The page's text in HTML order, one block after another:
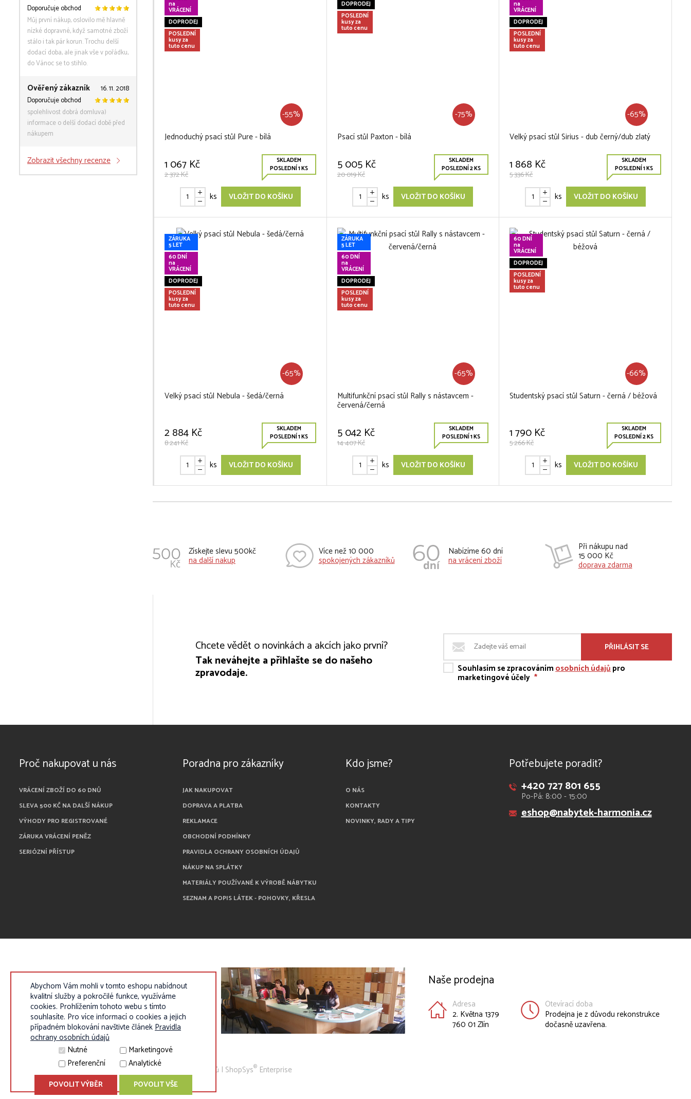
Doporučuje obchod
Můj první nákup, oslovilo mě hlavně
nízké dopravné, když samotné zboží
stálo i tak pár korun. Trochu delší
dodací doba, ale jinak vše v pořádku,
do Vánoc se to stihlo.
Ověřený zákazník
16. 11. 2018
Doporučuje obchod
spolehlivost dobrá domluva)
informace o delší dodací době před
nákupem
Zobrazit všechny recenze
na
VRÁCENÍ
DOPRODEJ
POSLEDNÍ
kusy za
tuto cenu
-55%
Jednoduchý psací stůl Pure - bílá
1 067 Kč
2 372 Kč
SKLADEM
POSLEDNÍ 1 KS
ks VLOŽIT DO KOŠÍKU
DOPRODEJ
POSLEDNÍ
kusy za
tuto cenu
-75%
Psací stůl Paxton - bílá
5 005 Kč
20 019 Kč
SKLADEM
POSLEDNÍ 2 KS
ks VLOŽIT DO KOŠÍKU
na
VRÁCENÍ
DOPRODEJ
POSLEDNÍ
kusy za
tuto cenu
-65%
Velký psací stůl Sirius - dub černý/dub zlatý
1 868 Kč
5 336 Kč
SKLADEM
POSLEDNÍ 1 KS
ks VLOŽIT DO KOŠÍKU
ZÁRUKA
5 LET
60 DNÍ
na
VRÁCENÍ
DOPRODEJ
POSLEDNÍ
kusy za
tuto cenu
-65%
Velký psací stůl Nebula - šedá/černá
2 884 Kč
8 241 Kč
SKLADEM
POSLEDNÍ 1 KS
ks VLOŽIT DO KOŠÍKU
ZÁRUKA
5 LET
60 DNÍ
na
VRÁCENÍ
DOPRODEJ
POSLEDNÍ
kusy za
tuto cenu
-65%
Multifunkční psací stůl Rally s nástavcem -
červená/černá
5 042 Kč
14 407 Kč
SKLADEM
POSLEDNÍ 1 KS
ks VLOŽIT DO KOŠÍKU
60 DNÍ
na
VRÁCENÍ
DOPRODEJ
POSLEDNÍ
kusy za
tuto cenu
-66%
Studentský psací stůl Saturn - černá / béžová
1 790 Kč
5 266 Kč
SKLADEM
POSLEDNÍ 2 KS
ks VLOŽIT DO KOŠÍKU
Získejte slevu 500kč
na další nakup
Více než 10 000
spokojených zákazníků
Nabízíme 60 dní
na vrácení zboží
Při nákupu nad
15 000 Kč
doprava zdarma
Chcete vědět o novinkách a akcích jako první?
Tak neváhejte a přihlašte se do našeho
zpravodaje.
PŘIHLÁSIT SE
Souhlasím se zpracovánímosobních údajůpro
marketingové účely *
Proč nakupovat u nás
VRÁCENÍ ZBOŽÍ DO 60 DNŮ
SLEVA 500 KČ NA DALŠÍ NÁKUP
VÝHODY PRO REGISTROVANÉ
ZÁRUKA VRÁCENÍ PENĚZ
SERIÓZNÍ PŘÍSTUP
Poradna pro zákazníky
JAK NAKUPOVAT
DOPRAVA A PLATBA
REKLAMACE
OBCHODNÍ PODMÍNKY
PRAVIDLA OCHRANY OSOBNÍCH ÚDAJŮ
NÁKUP NA SPLÁTKY
MATERIÁLY POUŽÍVANÉ K VÝROBĚ NÁBYTKU
SEZNAM A POPIS LÁTEK - POHOVKY, KŘESLA
Kdo jsme?
O NÁS
KONTAKTY
NOVINKY, RADY A TIPY
Potřebujete poradit?
+420 727 801 655
Po-Pá: 8:00 - 15:00
eshop@nabytek-harmonia.cz
Naše prodejna
Adresa
2. Května 1379
760 01 Zlín
Otevírací doba
Prodejna je z důvodu rekonstrukce
dočasně uzavřena.
© 2010 - 2026 Eurokosik.cz - vybavení do dětských pokojíků | ShopSys® Enterprise
Abychom Vám mohli v tomto eshopu nabídnout
kvalitní služby a pokročilé funkce, využíváme
cookies. Prohlížením tohoto webu s tímto
souhlasíte. Pro více informací o cookies a jejich
případném blokování navštivte článekPravidla
ochrany osobních údajů
Nutné
Marketingové
Preferenční
Analytické
POVOLIT VÝBĚR POVOLIT VŠE